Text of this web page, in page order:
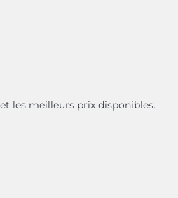
les meilleurs prix disponibles.